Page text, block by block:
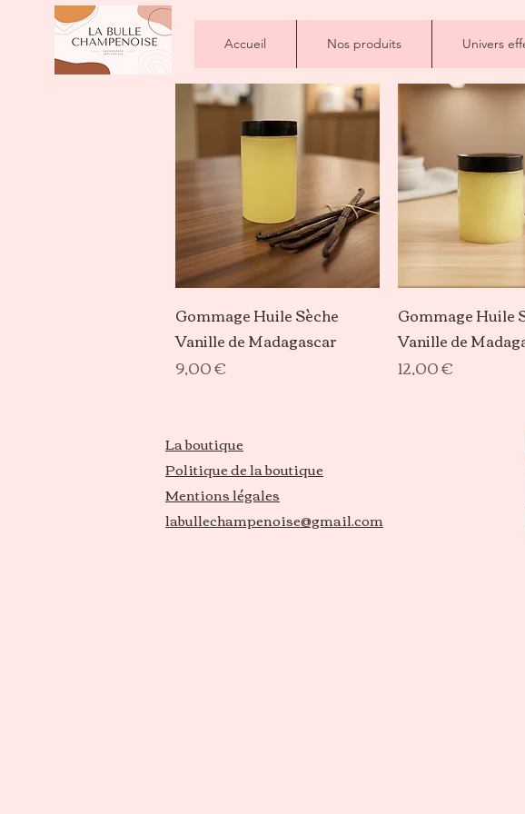
Accueil Nos produits Univers
Aperçu rapide
Gommage Huile Sèche
Vanille de Madagascar
Prix
9,00 €
Aperçu
Gommage Huile
Vanille de
Prix
12,00 €
La boutique
Politique de la boutique
Mentions légales
labullechampenoise@gmail.com